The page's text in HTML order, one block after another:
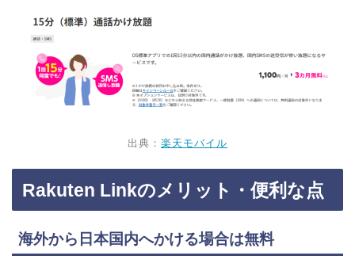
出典： 楽天モバイル
Rakuten Linkのメリット・便利な点
海外から日本国内へかける場合は無料